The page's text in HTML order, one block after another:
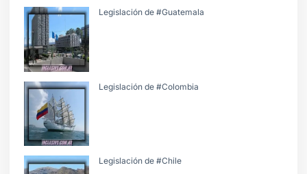
Legislación de #Guatemala
Legislación de #Colombia
Legislación de #Chile